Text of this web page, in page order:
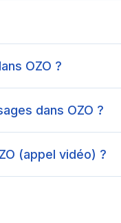
OZO ?
dans OZO ?
(appel vidéo) ?